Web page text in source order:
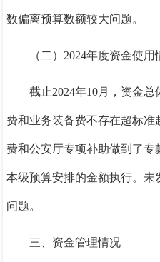
数偏离预算数额较大问题。
（二） 2024年度资金使用
截止2024年10月，资金总
费和业务装备费不存在超标
费和公安厅专项补助做到了
本级预算安排的金额执行。
问题。
三、资金管理情况